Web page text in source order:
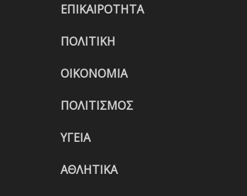
ΕΠΙΚΑΙΡΟΤΗΤΑ
ΠΟΛΙΤΙΚΗ
ΟΙΚΟΝΟΜΙΑ
ΠΟΛΙΤΙΣΜΟΣ
ΥΓΕΙΑ
ΑΘΛΗΤΙΚΑ